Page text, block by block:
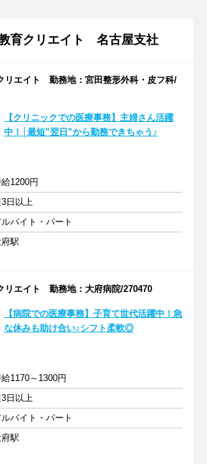
育クリエイト 名古屋支社
リエイト 勤務地：宮田整形外科・皮フ科/
【クリニックでの医療事務】主婦さん活躍
中！│最短”翌日”から勤務できちゃう♪
1200円
日以上
ルバイト・パート
府駅
リエイト 勤務地：大府病院/270470
【病院での医療事務】子育て世代活躍中！急
な休みも助け合い♪シフト柔軟◎
1170～1300円
日以上
ルバイト・パート
府駅